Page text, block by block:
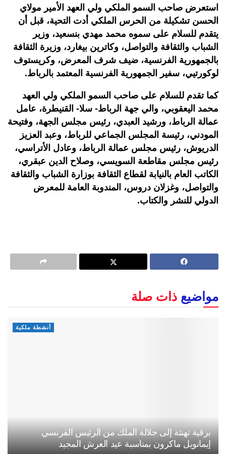
استعرض صاحب السمو الملكي ولي العهد الأمير مولاي
الحسن تشكيلة من الحرس الملكي أدت التحية، قبل أن
يتقدم للسلام على سموه محمد مهدي بنسعيد، وزير
الشباب والثقافة والتواصل، وكاترين بيغارد، وزيرة الثقافة
بالجمهورية الفرنسية، ضيف شرف المعرض، وكريستوف
لوكورتيي، سفير الجمهورية الفرنسية المعتمد بالرباط.
كما تقدم للسلام على صاحب السمو الملكي ولي العهد
محمد اليعقوبي، والي جهة الرباط- سلا- القنيطرة، عامل
عمالة الرباط، ورشيد العبدي، رئيس مجلس الجهة، وفتيحة
المودني، رئيسة المجلس الجماعي للرباط، وعبد العزيز
الدريوش، رئيس مجلس عمالة الرباط، وعادل الأتراسي،
رئيس مجلس مقاطعة السويسي، وصلاح الدين عبقري،
الكاتب العام بالنيابة لقطاع الثقافة بوزارة الشباب والثقافة
والتواصل، وغزلان دروس، المندوبة العامة للمعرض
الدولي للنشر والكتاب.
مواضيع ذات صلة
أنشطة ملكية
برقية تهنئة إلى جلالة الملك من الرئيس الفرنسي
إيمانويل ماكرون بمناسبة عيد العرش المجيد